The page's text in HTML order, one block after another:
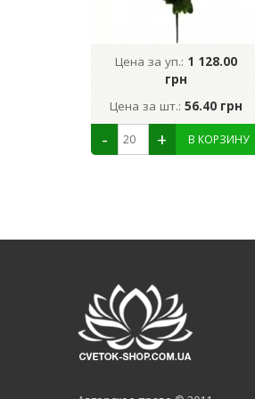
Цена за уп.: 1 128.00
грн
Цена за шт.: 56.40 грн